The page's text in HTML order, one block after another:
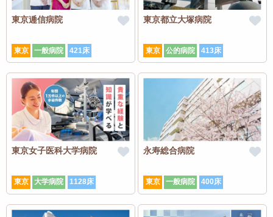
東京逓信病院
東京 一般病院 421床
東京都立大塚病院
東京 公的病院 413床
東京女子医科大学病院
東京 大学病院 1128床
永寿総合病院
東京 一般病院 400床